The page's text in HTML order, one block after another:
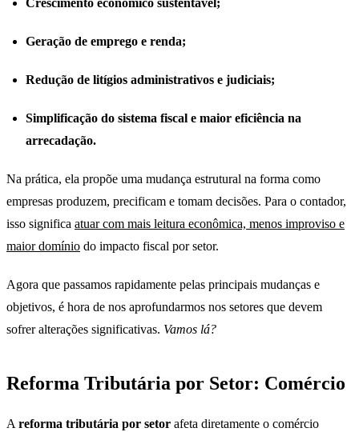
Crescimento econômico sustentável;
Geração de emprego e renda;
Redução de litígios administrativos e judiciais;
Simplificação do sistema fiscal e maior eficiência na
arrecadação.
Na prática, ela propõe uma mudança estrutural na forma como
empresas produzem, precificam e tomam decisões. Para o contador,
isso significa atuar com mais leitura econômica, menos improviso e
maior domínio do impacto fiscal por setor.
Agora que passamos rapidamente pelas principais mudanças e
objetivos, é hora de nos aprofundarmos nos setores que devem
sofrer alterações significativas. Vamos lá?
Reforma Tributária por Setor: Comércio
A reforma tributária por setor afeta diretamente o comércio